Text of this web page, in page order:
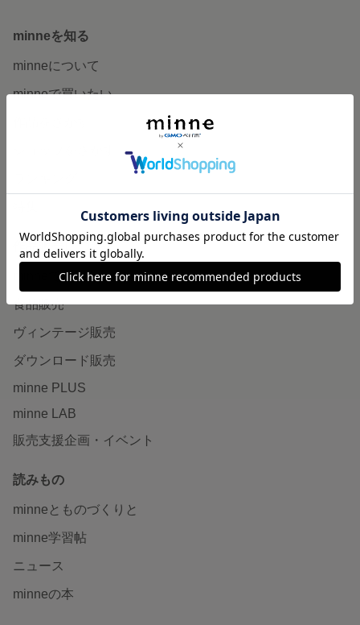
minneを知る
minneについて
minneで買いたい
作品販売について
minneで売りたい
食品販売
ヴィンテージ販売
ダウンロード販売
minne PLUS
minne LAB
販売支援企画・イベント
読みもの
minneとものづくりと
minne学習帖
ニュース
minneの本